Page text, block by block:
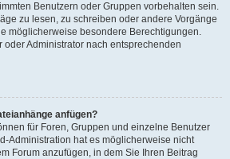
Benutzern oder Gruppen vorbehalten sein.
zu lesen, zu schreiben oder andere Vorgänge
möglicherweise besondere Berechtigungen.
oder Administrator nach entsprechenden
anfügen?
für Foren, Gruppen und einzelne Benutzer
Administration hat es möglicherweise nicht
Forum anzufügen, in dem Sie Ihren Beitrag